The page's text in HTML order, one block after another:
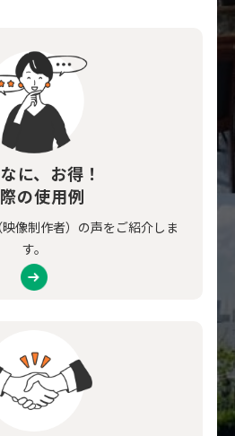
に、お得！
の使用例
像制作者）の声をご紹介しま
す。